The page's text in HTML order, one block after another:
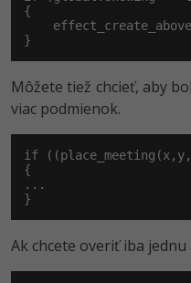
{
}
Môžete tiež chcieť, aby
viac podmienok.
if
{
...
}
Ak chcete overiť iba